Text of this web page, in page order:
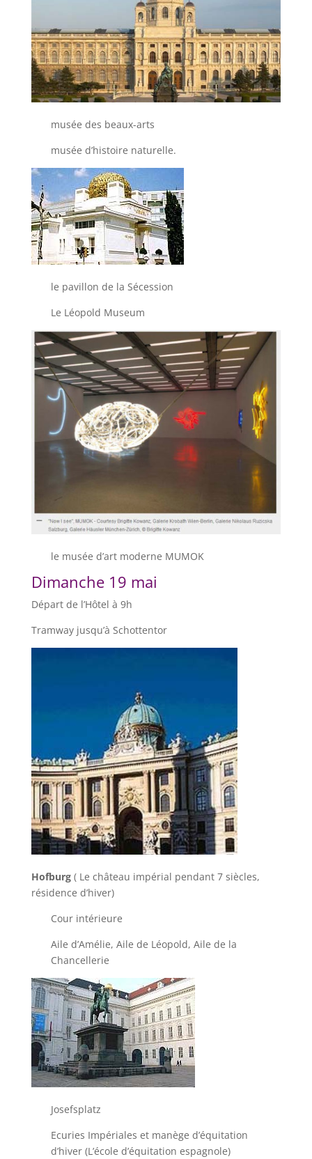
musée des beaux-arts
musée d’histoire naturelle.
le pavillon de la Sécession
Le Léopold Museum
le musée d’art moderne MUMOK
Dimanche 19 mai
Départ de l’Hôtel à 9h
Tramway jusqu’à Schottentor
Hofburg( Le château impérial pendant 7 siècles,
résidence d’hiver)
Cour intérieure
Aile d’Amélie, Aile de Léopold, Aile de la
Chancellerie
Josefsplatz
Ecuries Impériales et manège d’équitation
d’hiver (L’école d’équitation espagnole)